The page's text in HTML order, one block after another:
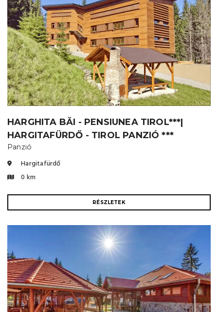
HARGHITA BĂI - PENSIUNEA TIROL***|
HARGITAFÜRDŐ - TIROL PANZIÓ ***
Panzió
Hargitafürdő
0 km
RÉSZLETEK